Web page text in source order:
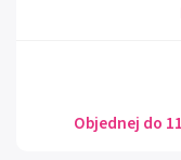
Objednej do